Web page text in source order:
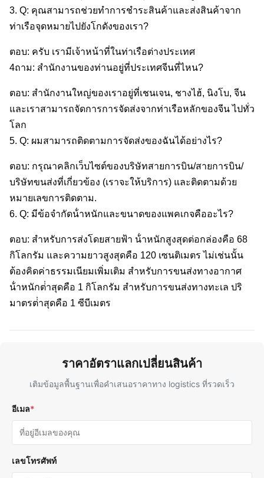
3. Q: คุณสามารถช่วยทําการชําระสินค้าและส่งสินค้าจาก
ท่าเรือจุดหมายไปยังโกดังของเรา?
ตอบ: ครับ เรามีเจ้าหน้าที่ในท่าเรือต่างประเทศ
4ถาม: สํานักงานของท่านอยู่ที่ประเทศจีนที่ไหน?
ตอบ: สํานักงานใหญ่ของเราอยู่ที่เชนเจน, ชางไฮ้, นิงโบ, จีน
และเราสามารถจัดการการจัดส่งจากท่าเรือหลักของจีน ไปทั่ว
โลก
5. Q: ผมสามารถติดตามการจัดส่งของฉันได้อย่างไร?
ตอบ: กรุณาคลิกเว็บไซต์ของบริษัทสายการบิน/สายการบิน/
บริษัทขนส่งที่เกี่ยวข้อง (เราจะให้บริการ) และติดตามด้วย
หมายเลขการติดตาม.
6. Q: มีข้อจํากัดน้ําหนักและขนาดของแพคเกจคืออะไร?
ตอบ: สําหรับการส่งโดยสายฟ้า น้ําหนักสูงสุดต่อกล่องคือ 68
กิโลกรัม และความยาวสูงสุดคือ 120 เซนติเมตร ไม่เช่นนั้น
ต้องคิดค่าธรรมเนียมเพิ่มเติม สําหรับการขนส่งทางอากาศ
น้ําหนักต่ําสุดคือ 1 กิโลกรัม สําหรับการขนส่งทางทะเล ปริ
มาตรต่ําสุดคือ 1 ซีบีเมตร
ราคาอัตราแลกเปลี่ยนสินค้า
เติมข้อมูลพื้นฐานเพื่อคําเสนอราคาทาง logistics ที่รวดเร็ว
อีเมล*
เลขโทรศัพท์